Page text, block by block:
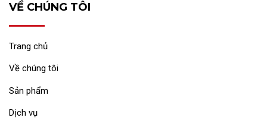
VỀ CHÚNG TÔI
Trang chủ
Về chúng tôi
Sản phẩm
Dịch vụ